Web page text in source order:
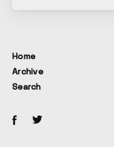
Home
Archive
Search